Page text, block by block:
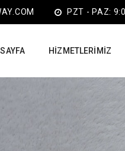
PZT - PAZ:
HIZMETLERIMIZ